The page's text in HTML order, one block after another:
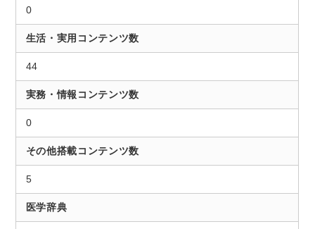
0
生活・実用コンテンツ数
44
実務・情報コンテンツ数
0
その他搭載コンテンツ数
5
医学辞典